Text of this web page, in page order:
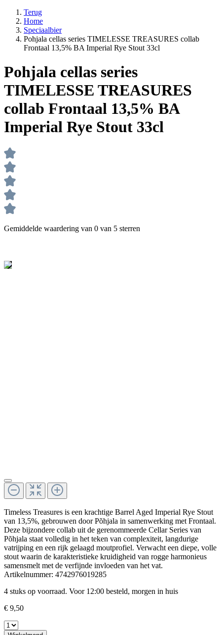
Terug
Home
Speciaalbier
Pohjala cellas series TIMELESSE TREASURES collab
Frontaal 13,5% BA Imperial Rye Stout 33cl
Pohjala cellas series
TIMELESSE TREASURES
collab Frontaal 13,5% BA
Imperial Rye Stout 33cl
Gemiddelde waardering van 0 van 5 sterren
Timeless Treasures is een krachtige Barrel Aged Imperial Rye Stout
van 13,5%, gebrouwen door Põhjala in samenwerking met Frontaal.
Deze bijzondere collab uit de gerenommeerde Cellar Series van
Põhjala staat volledig in het teken van complexiteit, langdurige
vatrijping en een rijk gelaagd moutprofiel. Verwacht een diepe, volle
stout waarin de karakteristieke kruidigheid van rogge harmonieus
samensmelt met de verfijnde invloeden van het vat.
Artikelnummer: 4742976019285
4 stuks op voorraad. Voor 12:00 besteld, morgen in huis
€ 9,50